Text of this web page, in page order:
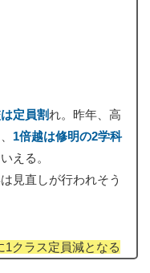
定員割れ。昨年、高
1倍越は修明の2学科
える。
見直しが行われそう
1クラス定員減となる